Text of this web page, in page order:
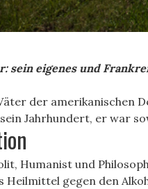
sein eigenes und
der amerikanischen
Jahrhundert, er war
Humanist und
Heilmittel gegen den